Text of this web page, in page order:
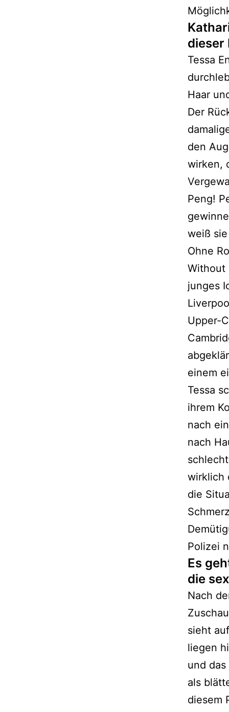
dieser
Tessa
Haar
Der
den
wirken,
Peng!
weiß
Ohne
Without
junges
Upper-
einem
Tessa
ihrem
nach
nach
wirklich
die
Polizei
Es
die
Nach
sieht
liegen
und
als
diesem